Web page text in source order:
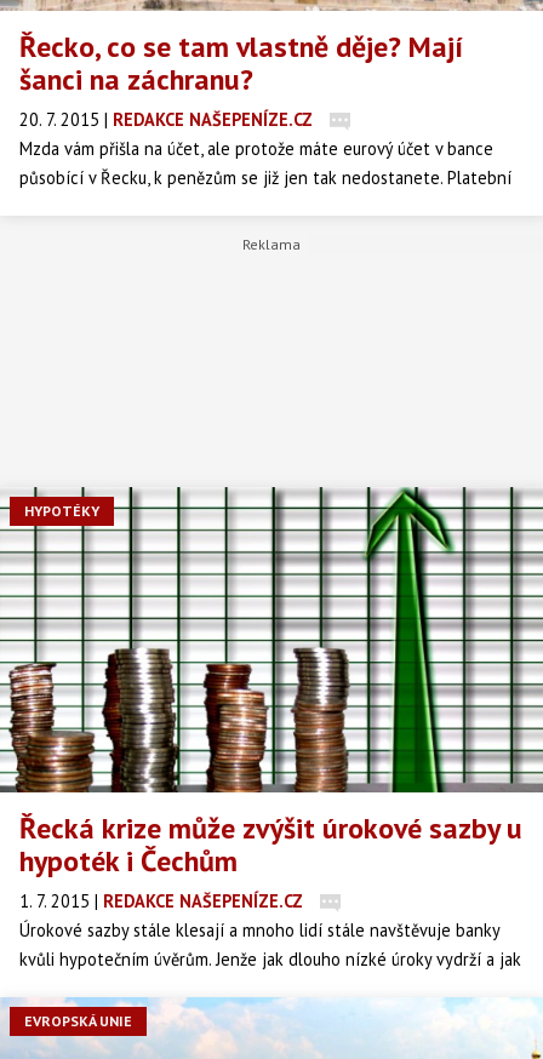
Řecko, co se tam vlastně děje? Mají
šanci na záchranu?
20. 7. 2015 | REDAKCE NAŠEPENÍZE.CZ
Mzda vám přišla na účet, ale protože máte eurový účet v bance
působící v Řecku, k penězům se již jen tak nedostanete. Platební
rámci Řecka, vybrat si denně můžete jen 60 euro na jednu kartu.
HYPOTÉKY
Řecká krize může zvýšit úrokové sazby u
hypoték i Čechům
1. 7. 2015 | REDAKCE NAŠEPENÍZE.CZ
Úrokové sazby stále klesají a mnoho lidí stále navštěvuje banky
kvůli hypotečním úvěrům. Jenže jak dlouho nízké úroky vydrží a jak
banky? Na to jsme se zeptali odborníka nejen na hypotéky ze
společnosti Fincentrum Davida Bureše.
EVROPSKÁ UNIE